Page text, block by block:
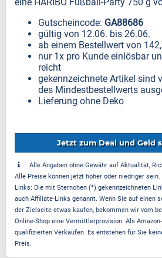
Gutscheincode: GA88686
gültig von 12.06. bis 26.06.
ab einem Bestellwert von
nur 1x pro Kunde einlösbar
reicht
gekennzeichnete Artikel sind
des Mindestbestellwerts
Lieferung ohne Deko
Jetzt zum Deal und Geld
Alle Angaben ohne Gewähr auf Aktualität,
Alle Preise können jetzt höher oder niedriger
Links: Die mit Sternchen (*) gekennzeichneten
auch Affiliate-Links genannt. Wenn Sie auf einen
der Zielseite etwas kaufen, bekommen wir vom
Online-Shop eine Vermittlerprovision. Als
qualifizierten Verkäufen. Es entstehen für Sie
Preis.